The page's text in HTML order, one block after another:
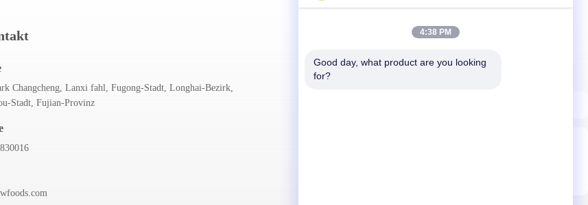
Changcheng, Lanxi fahl, Fugong-Stadt, Longhai-Bezirk,
Stadt, Fujian-Provinz
Unser Newsletter
Abonnieren Sie unseren Newsletter für Rabatte und mehr.
4:38 PM
Good day, what product are you looking
for?